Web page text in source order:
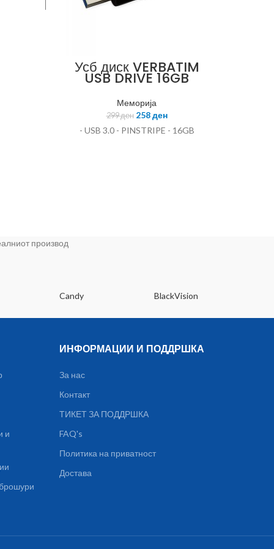
Усб диск VERBATIM
USB DRIVE 16GB
PINSTRIPE 49316
Меморија
299ден 258ден
- USB 3.0 - PINSTRIPE - 16GB
производ
Candy BlackVision
и
ИНФОРМАЦИИ И ПОДДРШКА
За нас
Контакт
ТИКЕТ ЗА ПОДДРШКА
FAQ's
Политика на приватност
Достава